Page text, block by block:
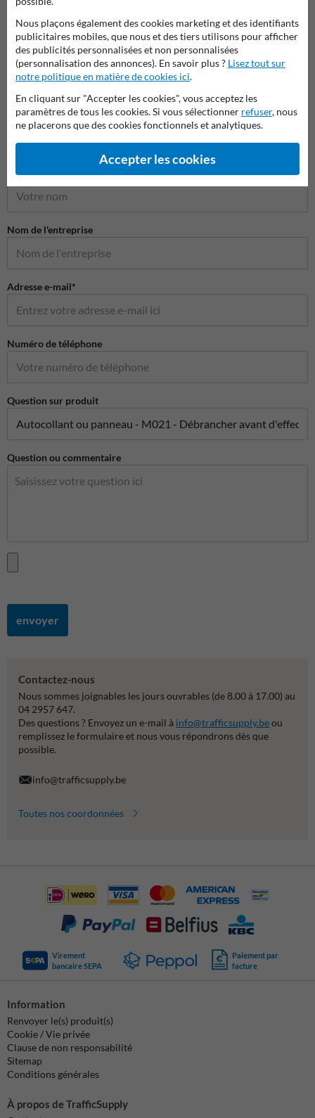
Poser votre question à Panneausecurite.be
Nom*
Nom de l'entreprise
Adresse e-mail*
Numéro de téléphone
Question sur produit
Question ou commentaire
envoyer
Contactez-nous
Nous sommes joignables les jours ouvrables (de 8.00 à 17.00) au
04 2957 647.
Des questions ? Envoyez un e-mail à info@trafficsupply.beou
remplissez le formulaire et nous vous répondrons dès que
possible.
info@trafficsupply.be
Toutes nos coordonnées
Virement
bancaire SEPA
Paiement par
facture
Information
Renvoyer le(s) produit(s)
Cookie / Vie privée
Clause de non responsabilité
Sitemap
Conditions générales
À propos de TrafficSupply
Nous plaçons également des cookies marketing et des identifiants
publicitaires mobiles, que nous et des tiers utilisons pour afficher
des publicités personnalisées et non personnalisées
(personnalisation des annonces). En savoir plus ? Lisez tout sur
notre politique en matière de cookies ici.
En cliquant sur "Accepter les cookies", vous acceptez les
paramètres de tous les cookies. Si vous sélectionner refuser, nous
ne placerons que des cookies fonctionnels et analytiques.
Accepter les cookies